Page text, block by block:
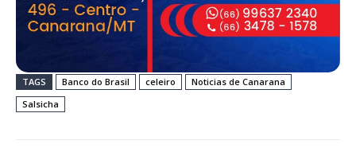
TAGS Banco do Brasil celeiro
Noticias de Canarana
Salsicha